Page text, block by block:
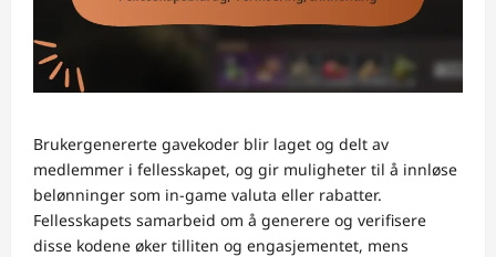
Brukergenererte gavekoder blir laget og delt av
medlemmer i fellesskapet, og gir muligheter til å innløse
belønninger som in-game valuta eller rabatter.
Fellesskapets samarbeid om å generere og verifisere
disse kodene øker tilliten og engasjementet, mens